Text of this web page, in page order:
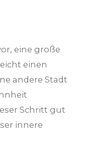
eine große
einen
andere Stadt
Schritt gut
innere